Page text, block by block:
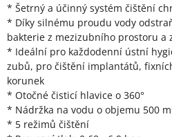
* Šetrný a účinný systém čištění
* Díky silnému proudu vody
bakterie z mezizubního prostoru a
* Ideální pro každodenní ústní
zubů, pro čištění implantátů,
korunek
* Otočné čisticí hlavice o 360°
* Nádržka na vodu o objemu 500
* 5 režimů čištění